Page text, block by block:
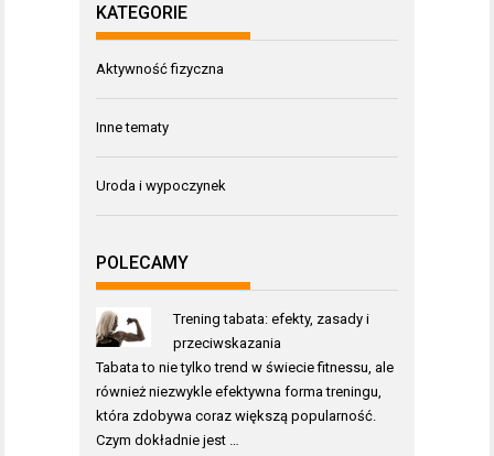
KATEGORIE
Aktywność fizyczna
Inne tematy
Uroda i wypoczynek
POLECAMY
Trening tabata: efekty, zasady i
przeciwskazania
Tabata to nie tylko trend w świecie fitnessu, ale
również niezwykle efektywna forma treningu,
która zdobywa coraz większą popularność.
Czym dokładnie jest …